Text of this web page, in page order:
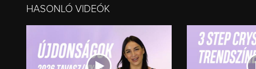
HASONLÓ VIDEÓK